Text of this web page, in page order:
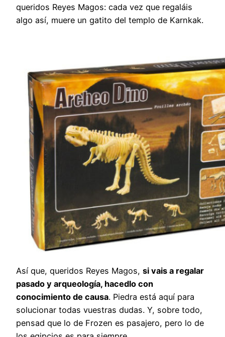
queridos Reyes Magos: cada vez que regaláis
algo así, muere un gatito del templo de Karnkak.
Así que, queridos Reyes Magos, si vais a regalar
pasado y arqueología, hacedlo con
conocimiento de causa. Piedra está aquí para
solucionar todas vuestras dudas. Y, sobre todo,
pensad que lo de Frozen es pasajero, pero lo de